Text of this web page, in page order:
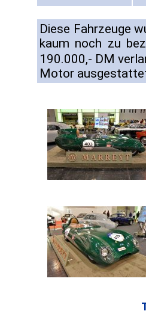
Diese Fahrzeuge
kaum noch zu
190.000,- DM
Motor